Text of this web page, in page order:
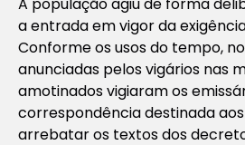
a entrada em vigor da
Conforme os usos do tempo,
anunciadas pelos vigários nas
amotinados vigiaram os
correspondência destinada
arrebatar os textos dos